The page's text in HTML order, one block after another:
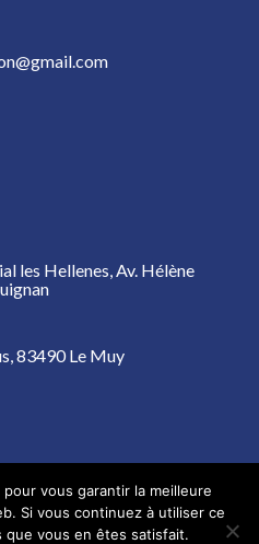
les Hellenes, Av. Hélène
83490 Le Muy
Légales
Plan du Site
vous garantir la meilleure
Si vous continuez à utiliser ce
vous en êtes satisfait.